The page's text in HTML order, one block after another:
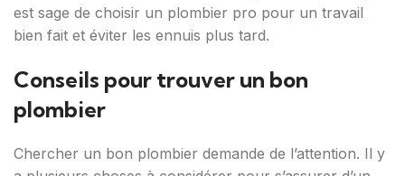
est sage de choisir un plombier pro pour un travail
bien fait et éviter les ennuis plus tard.
Conseils pour trouver un bon
plombier
Chercher un bon plombier demande de l’attention. Il y